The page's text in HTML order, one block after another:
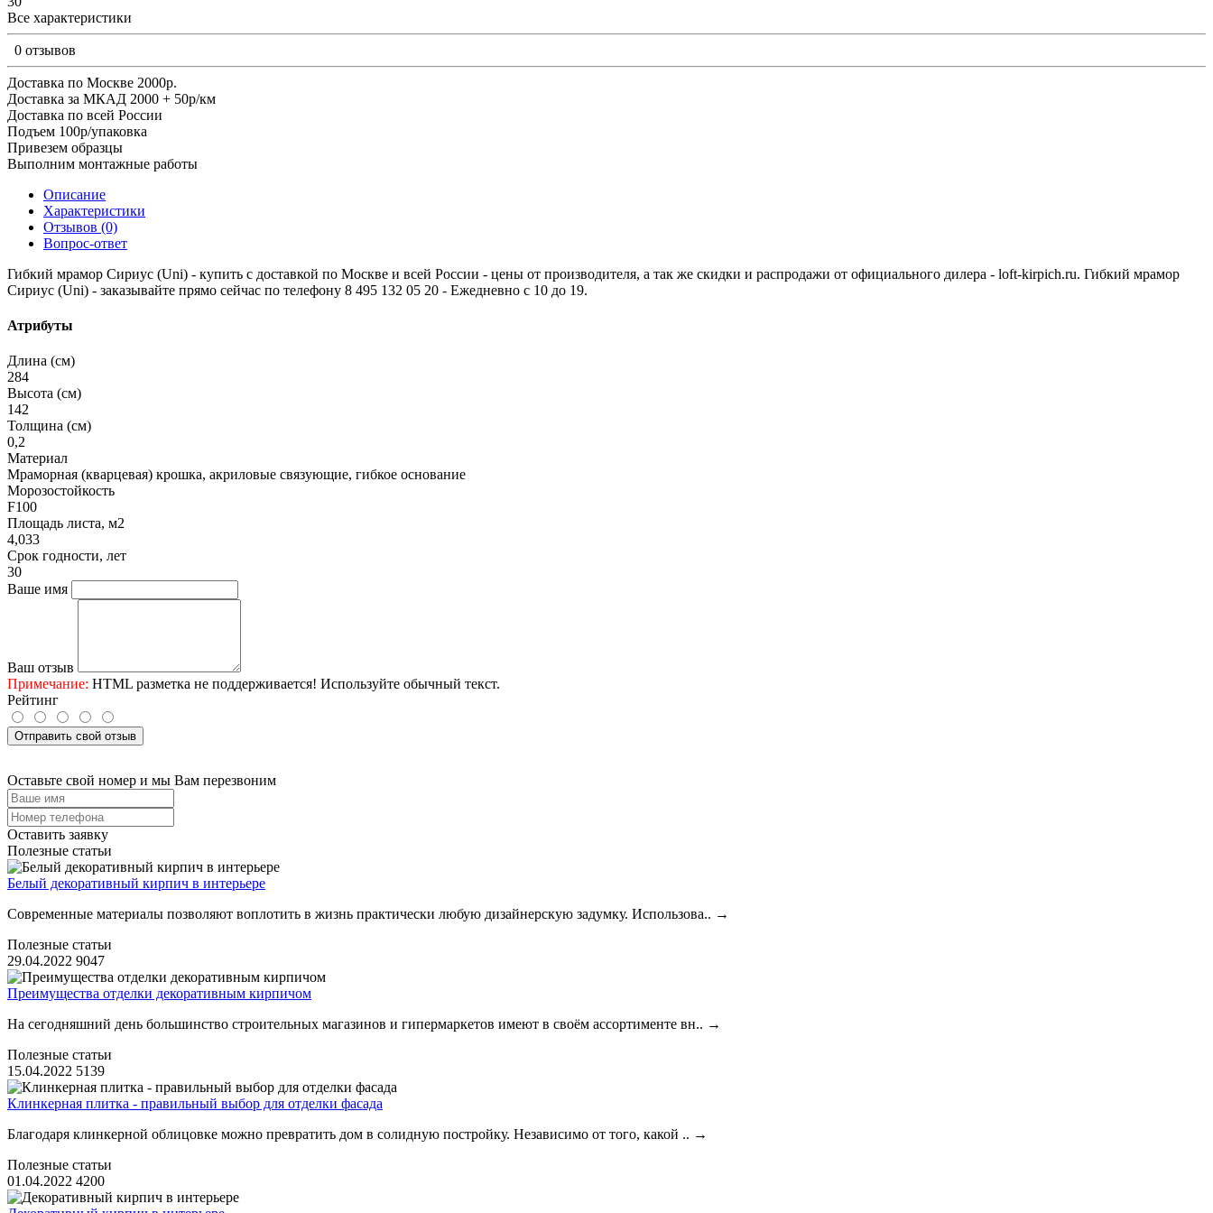
Все характеристики
0 отзывов
Доставка по Москве 2000р.
Доставка за МКАД 2000 + 50р/км
Доставка по всей России
Подъем 100р/упаковка
Привезем образцы
Выполним монтажные работы
Описание
Характеристики
Отзывов (0)
Вопрос-ответ
Гибкий мрамор Сириус (Uni) - купить с доставкой по Москве и всей России - цены от производителя, а так же скидки и распродажи от официального дилера - loft-kirpich.ru. Гибкий мрамор
Сириус (Uni) - заказывайте прямо сейчас по телефону 8 495 132 05 20 - Ежедневно с 10 до 19.
Атрибуты
Длина (см)
284
Высота (см)
142
Толщина (см)
0,2
Материал
Мраморная (кварцевая) крошка, акриловые связующие, гибкое основание
Морозостойкость
F100
Площадь листа, м2
4,033
Срок годности, лет
30
Ваше имя
Ваш отзыв
Примечание: HTML разметка не поддерживается! Используйте обычный текст.
Рейтинг
Отправить свой отзыв
Оставьте свой номер и мы Вам перезвоним
Оставить заявку
Полезные статьи
Белый декоративный кирпич в интерьере
Современные материалы позволяют воплотить в жизнь практически любую дизайнерскую задумку. Использова.. →
Полезные статьи
29.04.2022 9047
Преимущества отделки декоративным кирпичом
На сегодняшний день большинство строительных магазинов и гипермаркетов имеют в своём ассортименте вн.. →
Полезные статьи
15.04.2022 5139
Клинкерная плитка - правильный выбор для отделки фасада
Благодаря клинкерной облицовке можно превратить дом в солидную постройку. Независимо от того, какой .. →
Полезные статьи
01.04.2022 4200